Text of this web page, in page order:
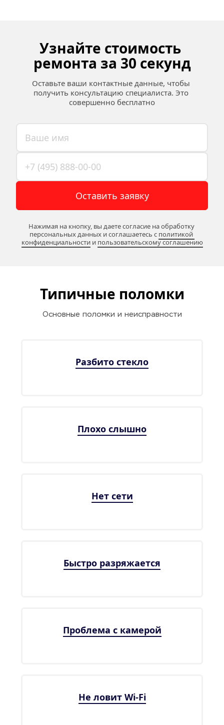
Узнайте стоимость
ремонта за 30 секунд
Оставьте ваши контактные данные, чтобы
получить консультацию специалиста. Это
совершенно бесплатно
Оставить заявку
Нажимая на кнопку, вы даете согласие на обработку
персональных данных и соглашаетесь c политикой
конфиденциальности и пользовательскому соглашению
Типичные поломки
Основные поломки и неисправности
Разбито стекло
Плохо слышно
Нет сети
Быстро разряжается
Проблема с камерой
Не ловит Wi-Fi